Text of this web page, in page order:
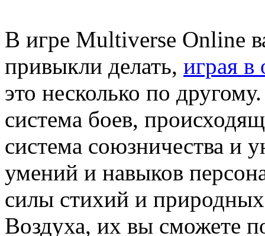
В игре Multiverse Online
привыкли делать, играя
это несколько по
система боев,
система союзничества и
умений и навыков
силы стихий и
Воздуха, их вы сможете